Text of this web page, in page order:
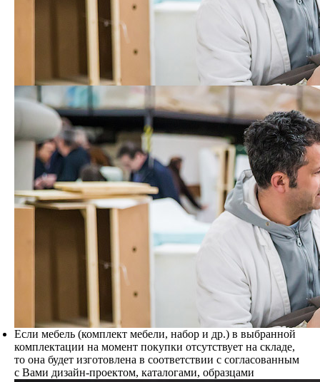
Если мебель (комплект мебели, набор и др.) в выбранной
комплектации на момент покупки отсутствует на складе,
то она будет изготовлена в соответствии с согласованным
с Вами дизайн-проектом, каталогами, образцами